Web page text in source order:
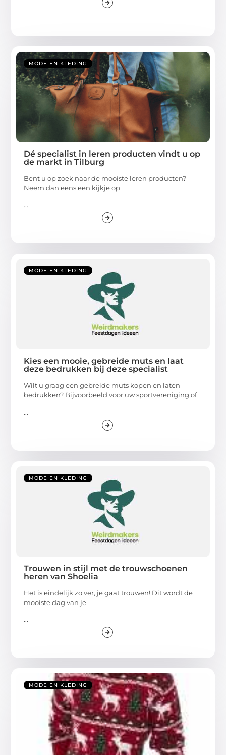
MODE EN KLEDING
Dé specialist in leren producten vindt u op
de markt in Tilburg
Bent u op zoek naar de mooiste leren producten?
Neem dan eens een kijkje op
...
MODE EN KLEDING
Kies een mooie, gebreide muts en laat
deze bedrukken bij deze specialist
Wilt u graag een gebreide muts kopen en laten
bedrukken? Bijvoorbeeld voor uw sportvereniging of
...
MODE EN KLEDING
Trouwen in stijl met de trouwschoenen
heren van Shoelia
Het is eindelijk zo ver, je gaat trouwen! Dit wordt de
mooiste dag van je
...
MODE EN KLEDING